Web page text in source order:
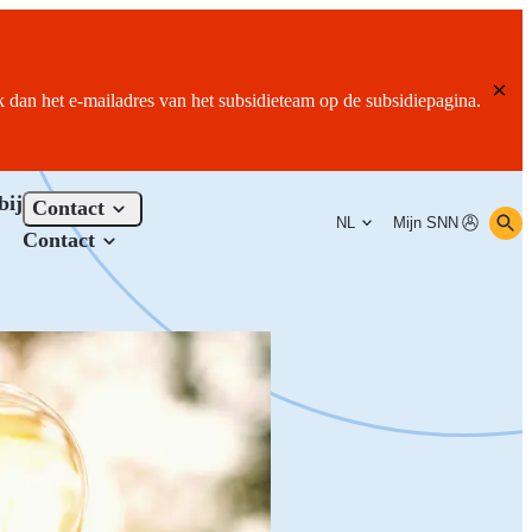
het e-mailadres van het subsidieteam op de subsidiepagina.
Contact
Contact
NL Mijn SNN